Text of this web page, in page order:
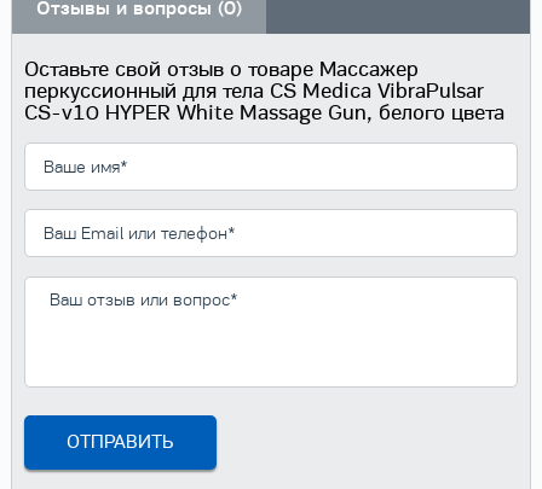
Отзывы и вопросы (0)
Оставьте свой отзыв о товаре Массажер
перкуссионный для тела CS Medica VibraPulsar
CS-v10 HYPER White Massage Gun, белого цвета